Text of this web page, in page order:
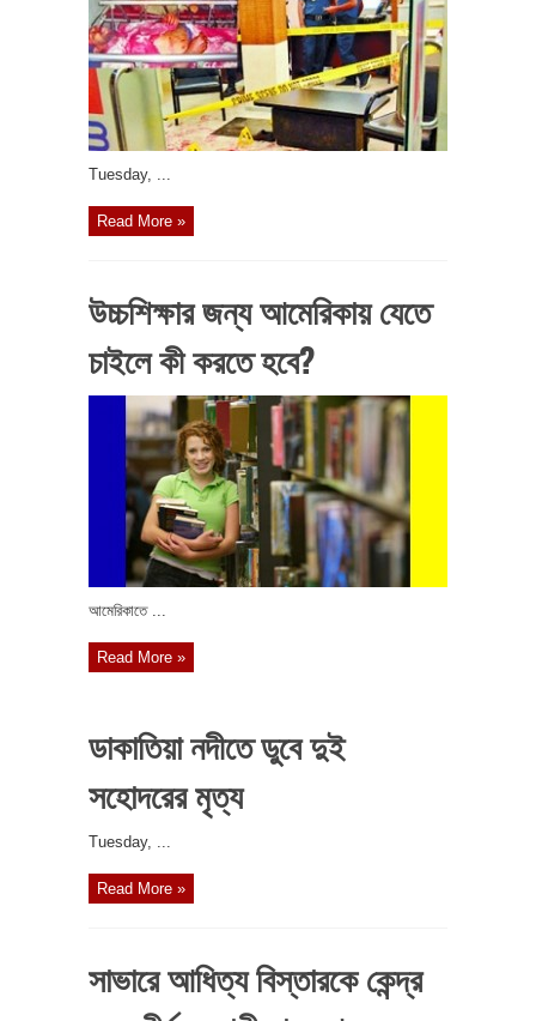
‎Tuesday, ...
Read More »
উচ্চশিক্ষার জন্য আমেরিকায় যেতে
চাইলে কী করতে হবে?
‎আমেরিকাতে ...
Read More »
ডাকাতিয়া নদীতে ডুবে দুই
সহোদরের মৃত্য
‎Tuesday, ...
Read More »
সাভারে আধিত্য বিস্তারকে কেন্দ্র